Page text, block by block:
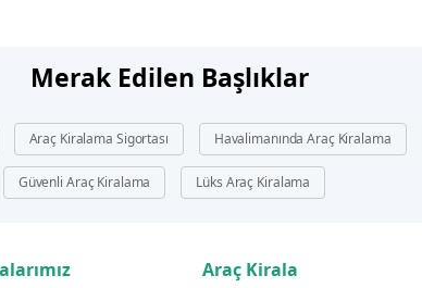
Merak Edilen Başlıklar
Araç Kiralama Sigortası Havalimanında Araç Kiralama
Güvenli Araç Kiralama Lüks Araç Kiralama
Araç Kirala